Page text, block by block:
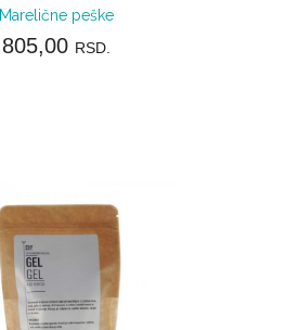
Marelične peške
805,00 RSD.